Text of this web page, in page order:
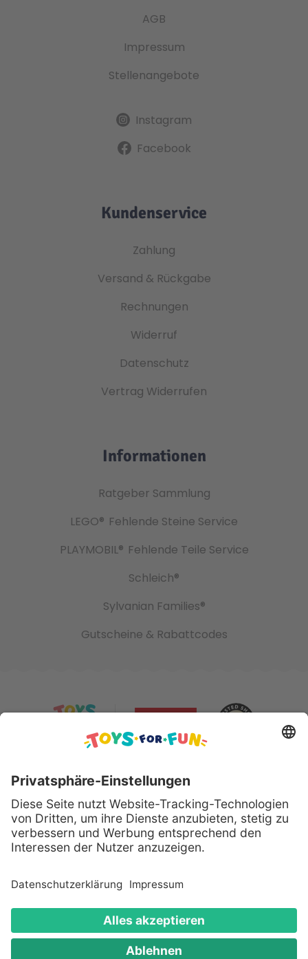
AGB
Impressum
Stellenangebote
Instagram
Facebook
Kundenservice
Zahlung
Versand & Rückgabe
Rechnungen
Widerruf
Datenschutz
Vertrag Widerrufen
Informationen
Ratgeber Sammlung
LEGO® Fehlende Steine Service
PLAYMOBIL® Fehlende Teile Service
Schleich®
Sylvanian Families®
Gutscheine & Rabattcodes
Sicher bezahlen mit:
Alle genannten Produkte und Logos sind eingetragene
Warenzeichen der jeweiligen Hersteller.
Copyright © 2008 - 2026 Toys for Fun GmbH - Alle
Rechte vorbehalten